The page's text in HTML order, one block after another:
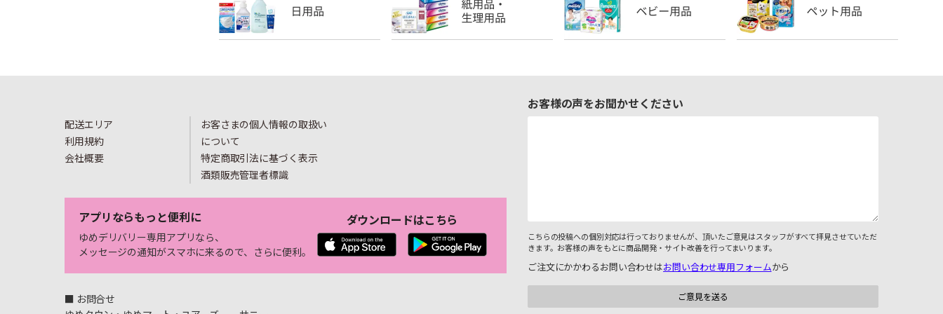
配送エリア
利用規約
会社概要
お客さまの個人情報の取扱い
について
特定商取引法に基づく表示
酒類販売管理者標識
アプリならもっと便利に
ゆめデリバリー専用アプリなら、
メッセージの通知がスマホに来るので、さらに便利。
ダウンロードはこちら
■ お問合せ
お客様の声をお聞かせください
こちらの投稿への個別対応は行っておりませんが、頂いたご意見はスタッフがすべて拝見させていただ
きます。お客様の声をもとに商品開発・サイト改善を行ってまいります。
ご注文にかかわるお問い合わせはお問い合わせ専用フォームから